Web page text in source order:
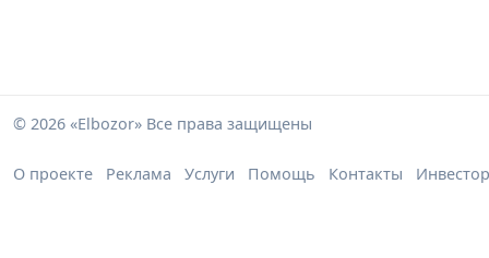
© 2026 «Elbozor» Все права защищены
О проекте Реклама Услуги Помощь Контакты